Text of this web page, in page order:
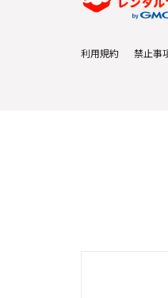
利用規約 禁止事